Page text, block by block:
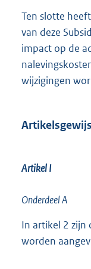
Ten slotte
van deze
impact op de
wijzigingen
Artikelsgewijs
Artikel I
Onderdeel A
In artikel 2 zijn
worden